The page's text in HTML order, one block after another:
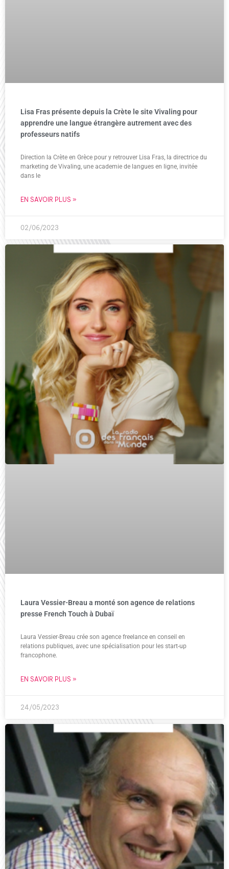
Lisa Fras présente depuis la Crète le site Vivaling pour
apprendre une langue étrangère autrement avec des
professeurs natifs
Direction la Crète en Grèce pour y retrouver Lisa Fras, la directrice du
marketing de Vivaling, une academie de langues en ligne, invitée
dans le
EN SAVOIR PLUS »
02/06/2023
Laura Vessier-Breau a monté son agence de relations
presse French Touch à Dubaï
Laura Vessier-Breau crée son agence freelance en conseil en
relations publiques, avec une spécialisation pour les start-up
francophone.
EN SAVOIR PLUS »
24/05/2023